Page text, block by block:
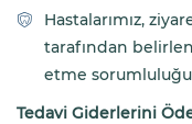
Hastalarımız,
tarafından
etme
Tedavi Giderlerini